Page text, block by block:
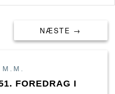
NÆSTE →
FOREDRAG I